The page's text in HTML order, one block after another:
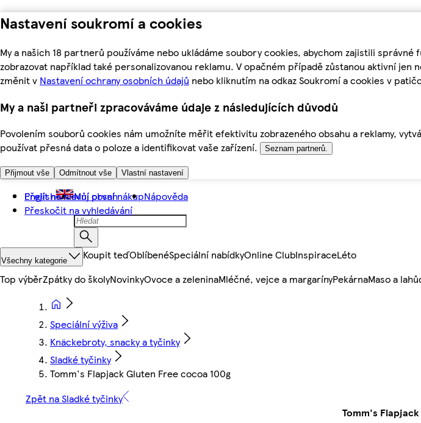
Nastavení soukromí a cookies
My a našich 18 partnerů používáme nebo ukládáme soubory cookies, abychom zajistili
zobrazovat například také personalizovanou reklamu. V opačném případě zůstanou aktivní
změnit v Nastavení ochrany osobních údajů nebo kliknutím na odkaz Soukromí a cookies v
My a naši partneři zpracováváme údaje z následujících důvodů
Povolením souborů cookies nám umožníte měřit efektivitu zobrazeného obsahu a reklamy,
používat přesná data o poloze a identifikovat vaše zařízení.
Seznam partnerů.
Přijmout vše Odmítnout vše Vlastní nastavení
Přejít na hlavní obsah
Přeskočit na vyhledávání
English Můj první nákupNápověda
Všechny kategorie Koupit teďOblíbenéSpeciální nabídkyOnline ClubInspiraceLéto
Top výběrZpátky do školyNovinkyOvoce a zeleninaMléčné, vejce a margarínyPekárnaMaso a
Speciální výživa
Knäckebroty, snacky a tyčinky
Sladké tyčinky
Tomm's Flapjack Gluten Free cocoa 100g
Zpět na Sladké tyčinky
Tomm's